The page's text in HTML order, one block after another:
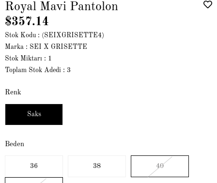
Royal Mavi Pantolon
$357.14
Stok Kodu
(SEIXGRISETTE4)
Marka : SEI X GRISETTE
Stok Miktarı : 1
Toplam Stok Adedi : 3
Renk
Saks
Beden
36 38 40